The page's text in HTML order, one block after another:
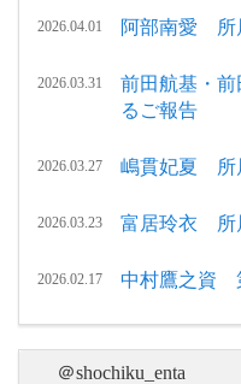
2026.04.01 阿部南愛 所
2026.03.31
前田航基・
るご報告
2026.03.27 嶋貫妃夏 所
2026.03.23 富居玲衣 所
2026.02.17 中村鷹之資
＠shochiku_enta